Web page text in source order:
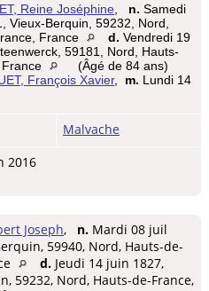
Reine Joséphine n. Samedi
Vieux-Berquin, 59232, Nord,
France
d. Vendredi 19
59181, Nord, Hauts-
(Âgé de 84 ans)
François Xavier, m. Lundi 14
Malvache
2016
Joseph, n. Mardi 08 juil
59940, Nord, Hauts-de-
d. Jeudi 14 juin 1827,
59232, Nord, Hauts-de-France,